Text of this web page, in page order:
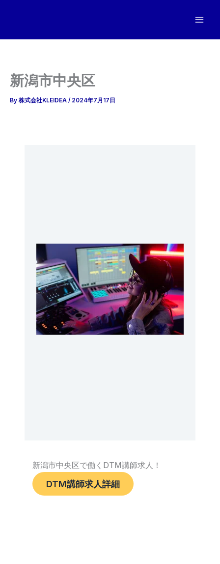
新潟市中央区
By 株式会社KLEIDEA / 2024年7月17日
新潟市中央区で働くDTM講師求人！
DTM講師求人詳細